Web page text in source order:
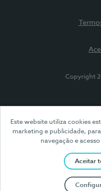
Este website utiliza cookies
marketing e publicidade,
navegação e
Aceitar
Copyright